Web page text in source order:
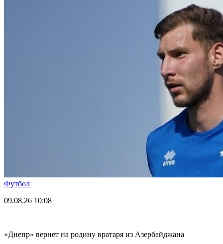
Футбол
09.08.26 10:08
«Днепр» вернет на родину вратаря из Азербайджана